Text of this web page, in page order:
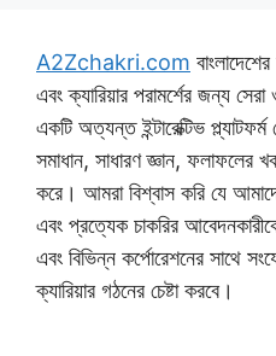
A2Zchakri.com
এবং ক্যারিয়ার পরামর্শের জন্য
একটি অত্যন্ত ইন্টারেক্টিভ প্ল্যাটফর্ম
সমাধান, সাধারণ জ্ঞান, ফলাফলের
করে। আমরা বিশ্বাস করি যে
এবং প্রত্যেক চাকরির
এবং বিভিন্ন কর্পোরেশনের সাথে
ক্যারিয়ার গঠনের চেষ্টা করবে।